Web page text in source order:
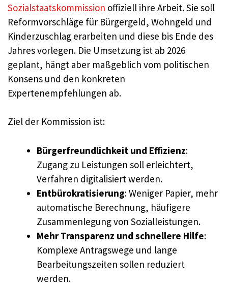
Sozialstaatskommission offiziell ihre Arbeit. Sie soll
Reformvorschläge für Bürgergeld, Wohngeld und
Kinderzuschlag erarbeiten und diese bis Ende des
Jahres vorlegen. Die Umsetzung ist ab 2026
geplant, hängt aber maßgeblich vom politischen
Konsens und den konkreten
Expertenempfehlungen ab.
Ziel der Kommission ist:
Bürgerfreundlichkeit und Effizienz:
Zugang zu Leistungen soll erleichtert,
Verfahren digitalisiert werden.
Entbürokratisierung: Weniger Papier, mehr
automatische Berechnung, häufigere
Zusammenlegung von Sozialleistungen.
Mehr Transparenz und schnellere Hilfe:
Komplexe Antragswege und lange
Bearbeitungszeiten sollen reduziert
werden.